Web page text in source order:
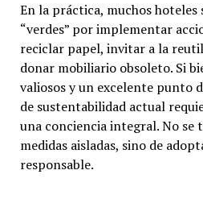
En la práctica, muchos hoteles
“verdes” por implementar
reciclar papel, invitar a la
donar mobiliario obsoleto. Si
valiosos y un excelente punto
de sustentabilidad actual
una conciencia integral. No se
medidas aisladas, sino de
responsable.